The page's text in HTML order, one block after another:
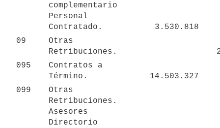
complementario
Personal
Contratado.
3.530.818
09
Otras
Retribuciones.
095
Contratos a
Término.
14.503.327
099
Otras
Retribuciones.
Asesores
Directorio